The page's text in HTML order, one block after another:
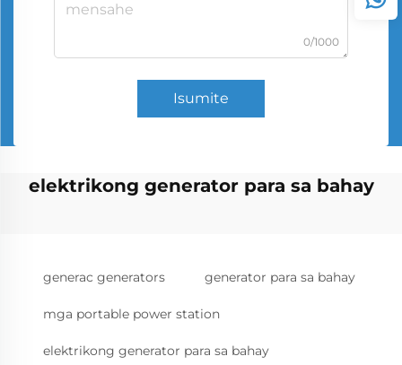
0/1000
Isumite
elektrikong generator para sa bahay
generac generators generator para sa bahay
mga portable power station
elektrikong generator para sa bahay